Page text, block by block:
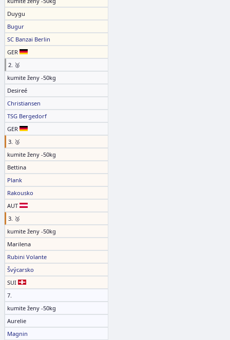
Duygu
Bugur
SC Banzai Berlin
GER
2. 🥈
kumite ženy -50kg
Desireé
Christiansen
TSG Bergedorf
GER
3. 🥉
kumite ženy -50kg
Bettina
Plank
Rakousko
AUT
3. 🥉
kumite ženy -50kg
Marilena
Rubini Volante
Švýcarsko
SUI
7.
kumite ženy -50kg
Aurelie
Magnin